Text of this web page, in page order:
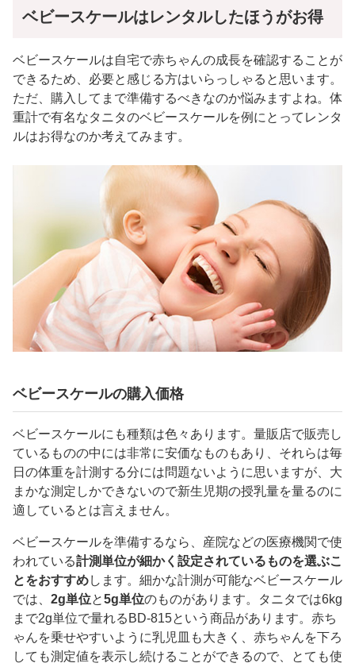
ベビースケールはレンタルしたほうがお得
ベビースケールは自宅で赤ちゃんの成長を確認することが
できるため、必要と感じる方はいらっしゃると思います。
ただ、購入してまで準備するべきなのか悩みますよね。体
重計で有名なタニタのベビースケールを例にとってレンタ
ルはお得なのか考えてみます。
ベビースケールの購入価格
ベビースケールにも種類は色々あります。量販店で販売し
ているものの中には非常に安価なものもあり、それらは毎
日の体重を計測する分には問題ないように思いますが、大
まかな測定しかできないので新生児期の授乳量を量るのに
適しているとは言えません。
ベビースケールを準備するなら、産院などの医療機関で使
われている計測単位が細かく設定されているものを選ぶこ
とをおすすめします。細かな計測が可能なベビースケール
では、 2g単位と5g単位のものがあります。タニタでは6kg
まで2g単位で量れるBD-815という商品があります。赤ち
ゃんを乗せやすいように乳児皿も大きく、赤ちゃんを下ろ
しても測定値を表示し続けることができるので、とても使